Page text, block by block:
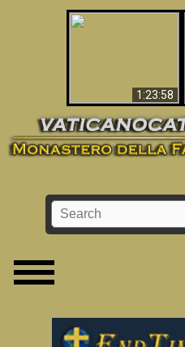
1:23:58